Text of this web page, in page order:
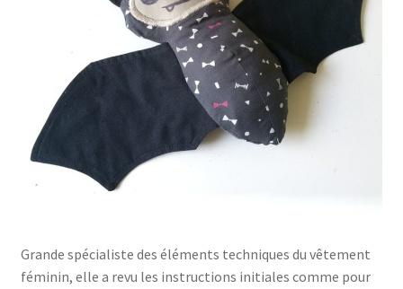
Grande spécialiste des éléments techniques du vêtement
féminin, elle a revu les instructions initiales comme pour